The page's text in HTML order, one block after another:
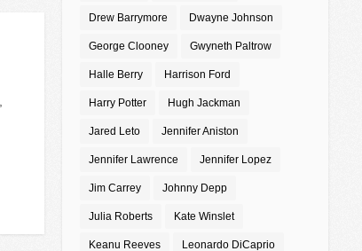
Drew Barrymore Dwayne Johnson
George Clooney Gwyneth Paltrow
Halle Berry Harrison Ford
Harry Potter Hugh Jackman
Jared Leto Jennifer Aniston
Jennifer Lawrence Jennifer Lopez
Jim Carrey Johnny Depp
Julia Roberts Kate Winslet
Keanu Reeves Leonardo DiCaprio